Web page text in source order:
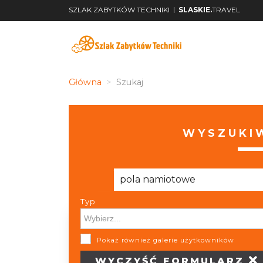
SZLAK ZABYTKÓW TECHNIKI | SLASKIE.TRAVEL
Główna Szukaj
Typ
Typ
Pokaż również galerie użytkowników
WYCZYŚĆ FORMULARZ